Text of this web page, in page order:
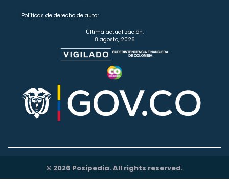
Políticas de derecho de autor
Última actualización:
8 agosto, 2026
© 2026 Posipedia. All rights reserved.